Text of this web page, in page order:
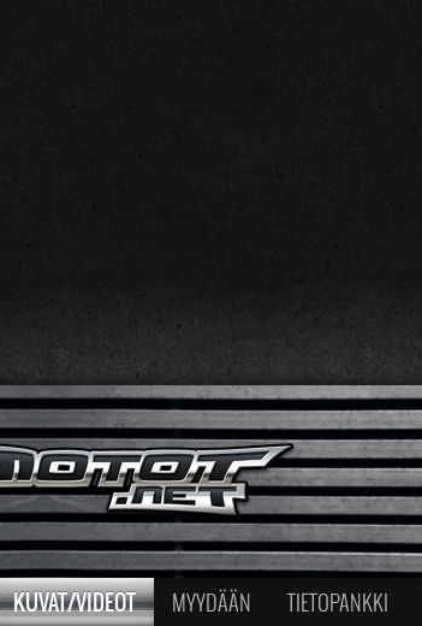
KUVAT/VIDEOT MYYDÄÄN TIETOPANKKI